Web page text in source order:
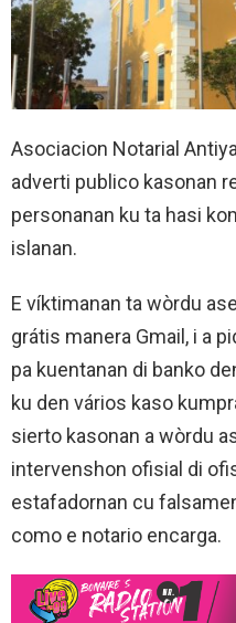
Asociacion Notarial
adverti publico kasonan
personanan ku ta hasi
islanan.
E víktimanan ta wòrdu
grátis manera Gmail, i a
pa kuentanan di banko
ku den vários kaso
sierto kasonan a wòrdu
intervenshon ofisial di
estafadornan cu
como e notario encarga.